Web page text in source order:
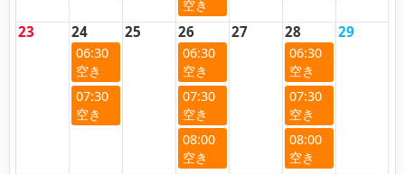
23 24
06:30
07:30
25 26
06:30
07:30
08:00
27 28
06:30
07:30
08:00
29